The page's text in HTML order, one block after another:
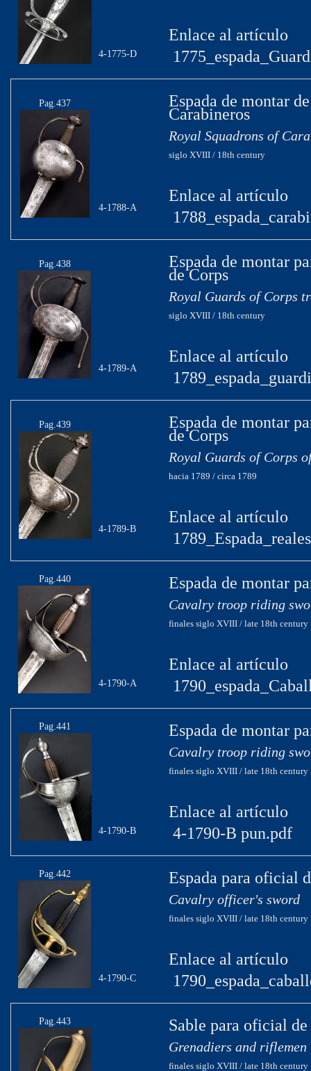
4-1775-D
Enlace al artículo
Pag.437
4-1788-A
Espada de montar
Carabineros
Royal Squadrons of
siglo XVIII / 18th century
Enlace al artículo
Pag.438
4-1789-A
Espada de montar
de Corps
Royal Guards of Corps
siglo XVIII / 18th century
Enlace al artículo
Pag.439
4-1789-B
Espada de montar
de Corps
Royal Guards of Corps
hacia 1789 / circa 1789
Enlace al artículo
Pag.440
4-1790-A
Espada de montar
Cavalry troop riding
finales siglo XVIII / late 18th century
Enlace al artículo
Pag.441
4-1790-B
Espada de montar
Cavalry troop riding
finales siglo XVIII / late 18th century
Enlace al artículo
4-1790-B pun.pdf
Pag.442
4-1790-C
Espada para oficial
Cavalry officer's sword
finales siglo XVIII / late 18th century
Enlace al artículo
Pag.443 Sable para oficial de
Grenadiers and
finales siglo XVIII / late 18th century